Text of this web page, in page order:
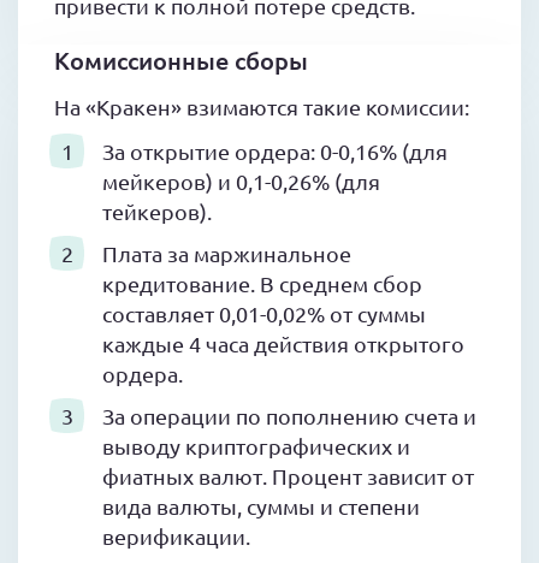
Комиссионные сборы
На «Кракен» взимаются такие комиссии:
За открытие ордера: 0-0,16% (для
мейкеров) и 0,1-0,26% (для
тейкеров).
Плата за маржинальное
кредитование. В среднем сбор
составляет 0,01-0,02% от суммы
каждые 4 часа действия открытого
ордера.
За операции по пополнению счета и
выводу криптографических и
фиатных валют. Процент зависит от
вида валюты, суммы и степени
верификации.